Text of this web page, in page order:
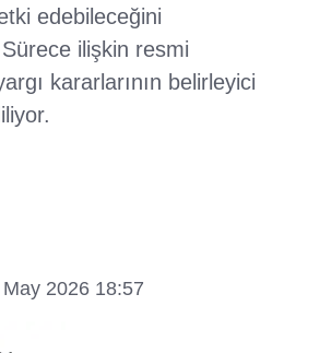
edebileceğini
ilişkin resmi
kararlarının belirleyici
2026 18:57